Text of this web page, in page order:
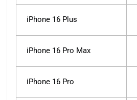
iPhone 16 Plus
iPhone 16 Pro Max
iPhone 16 Pro